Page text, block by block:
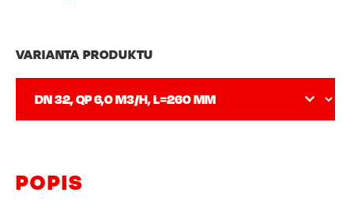
VARIANTA PRODUKTU
POPIS